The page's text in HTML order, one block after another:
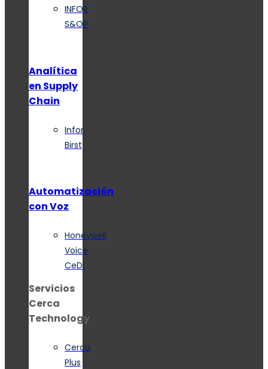
INFOR
S&OP
Analítica
en Supply
Chain
Infor
Birst
Automatización
con Voz
Honeywell
Voice
CeDi
Servicios
Cerca
Technology
Cerca
Plus